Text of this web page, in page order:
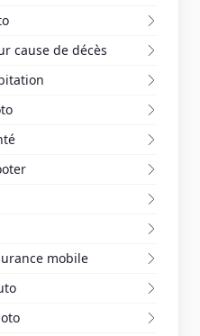
cause de décès
mobile